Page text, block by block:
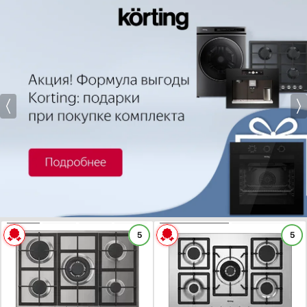
Базовый / Универсальный
Расположение панели управления
Фронтальное управление
Боковое управление
Обработка края
Без рамки
Шлифованный передний край
Рамка Комфорт: скошенный фронт и металлическая рамка по бокам
Показать все
Материал решеток
Нержавеющая сталь
Найдено262товара
Показать все параметры
ХАРАКТЕРИСТИКИ
Габариты (ВхШхГ), см:
5.5х72х50
нержавеющая сталь
Панель конфорок:
нержавеющая сталь
Общее количество конфорок:
5 ХАРАКТЕРИСТИКИ
Габариты (ВхШхГ), см:
5.5x75x51
нержавеющая сталь
Панель конфорок:
нержавеющая сталь
Общее количество конфорок:
5